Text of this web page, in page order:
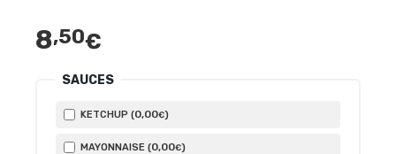
8,50€
SAUCES
KETCHUP (0,00€)
MAYONNAISE (0,00€)